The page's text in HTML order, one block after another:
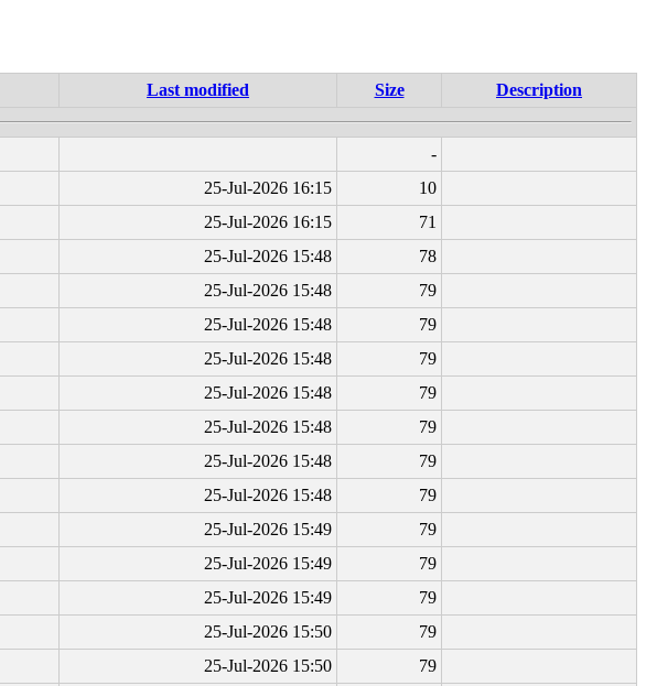
Last modified Size Description
-
25-Jul-2026 16:15
10
25-Jul-2026 16:15
71
25-Jul-2026 15:48
78
25-Jul-2026 15:48
79
25-Jul-2026 15:48
79
25-Jul-2026 15:48
79
25-Jul-2026 15:48
79
25-Jul-2026 15:48
79
25-Jul-2026 15:48
79
25-Jul-2026 15:48
79
25-Jul-2026 15:49
79
25-Jul-2026 15:49
79
25-Jul-2026 15:49
79
25-Jul-2026 15:50
79
25-Jul-2026 15:50
79